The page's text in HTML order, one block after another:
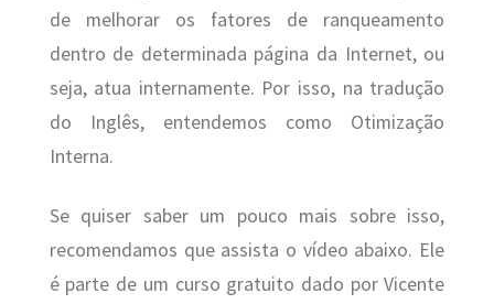
de melhorar os fatores de ranqueamento
dentro de determinada página da Internet, ou
seja, atua internamente. Por isso, na tradução
do Inglês, entendemos como Otimização
Interna.
Se quiser saber um pouco mais sobre isso,
recomendamos que assista o vídeo abaixo. Ele
é parte de um curso gratuito dado por Vicente